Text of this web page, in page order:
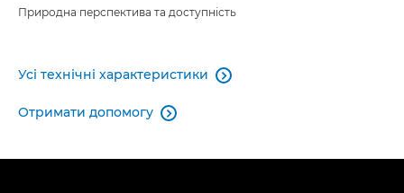
Природна перспектива та доступність
Усі технічні характеристики 
Отримати допомогу 